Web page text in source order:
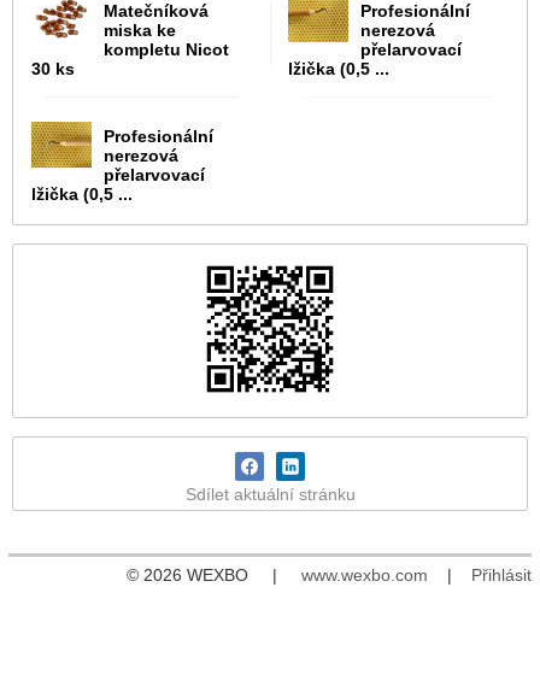
Matečníková
miska ke
kompletu Nicot
30 ks
Profesionální
nerezová
přelarvovací
lžička (0,5 ...
Profesionální
nerezová
přelarvovací
lžička (0,5 ...
Sdílet aktuální stránku
© 2026 WEXBO | www.wexbo.com | Přihlásit